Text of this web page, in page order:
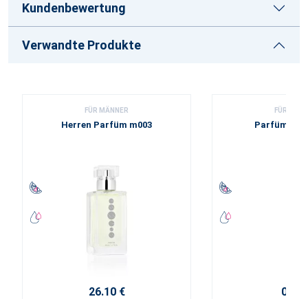
Kundenbewertung
Verwandte Produkte
FÜR MÄNNER
Herren Parfüm m003
26.10 €
FÜR
0.40